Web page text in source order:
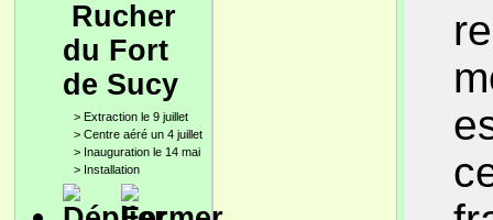
Rucher
du Fort
de Sucy
> Extraction le 9 juillet
> Centre aéré un 4 juillet
> Inauguration le 14 mai
> Installation